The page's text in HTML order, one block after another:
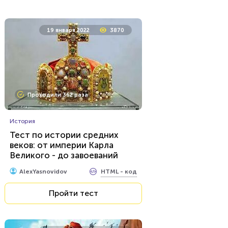
Проходили 33816 раз
История
Тест о жизни в СССР: 20
вопросов для тех, кто
старше сорока лет...
AlexYasnovidov HTML - код
Пройти тест
19 января 2022 3870
Проходили 362 раза
История
Тест по истории средних
веков: от империи Карла
Великого - до завоеваний
Америки
AlexYasnovidov HTML - код
Пройти тест